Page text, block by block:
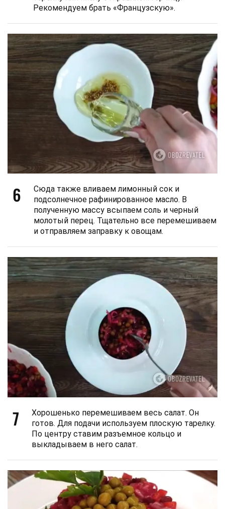
Рекомендуем брать «Французскую».
6
Сюда также вливаем лимонный сок и
подсолнечное рафинированное масло. В
полученную массу всыпаем соль и черный
молотый перец. Тщательно все перемешиваем
и отправляем заправку к овощам.
7
Хорошенько перемешиваем весь салат. Он
готов. Для подачи используем плоскую тарелку.
По центру ставим разъемное кольцо и
выкладываем в него салат.